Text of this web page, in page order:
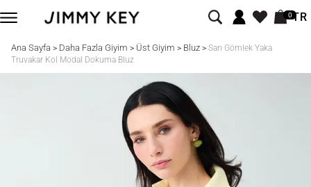
0TR
Ana Sayfa > Daha Fazla Giyim > Üst Giyim > Bluz> Sarı Gömlek Yaka
Truvakar Kol Modal Dokuma Bluz